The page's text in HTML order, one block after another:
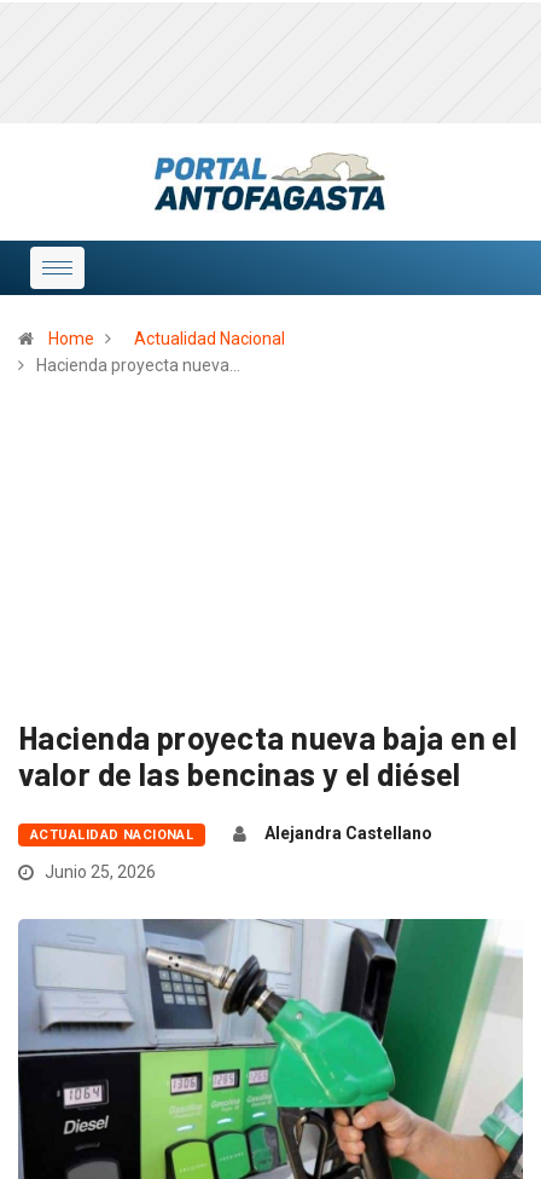
Home
Actualidad Nacional
Hacienda proyecta nueva…
Hacienda proyecta nueva baja en el
valor de las bencinas y el diésel
ACTUALIDAD NACIONAL
Alejandra Castellano
Junio 25, 2026